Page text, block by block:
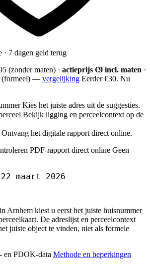
· 7 dagen geld terug
(zonder maten) · actieprijs €9 incl. maten ·
(formeel) — vergelijking Eerder €30. Nu
Kies het juiste adres uit de suggesties.
Bekijk ligging en perceelcontext op de
Ontvang het digitale rapport direct online.
PDF-rapport direct online Geen
maart 2026
Arnhem kiest u eerst het juiste huisnummer
De adreslijst en perceelcontext
juiste object te vinden, niet als formele
en PDOK-data Methode en beperkingen